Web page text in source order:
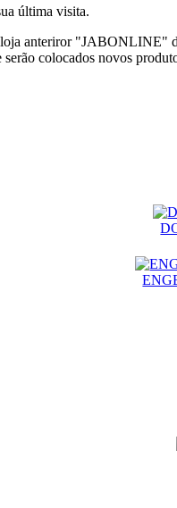
última visita.
anteriror "JABONLINE"
colocados novos